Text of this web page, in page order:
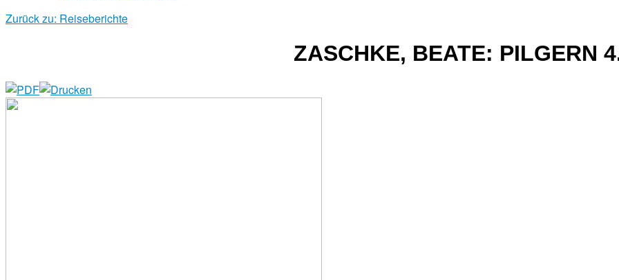
Zurück zu: Reiseberichte
ZASCHKE, BEATE: PILGERN